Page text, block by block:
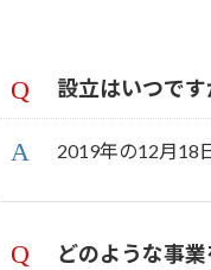
設立はいつです
2019年の12月18
どのような事